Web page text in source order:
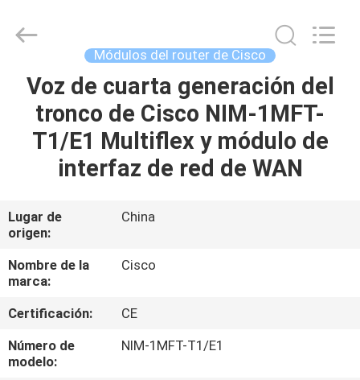
EN
CASA
PRODUCTOS
LOS
VÍDEOS
SOBRE
NOSOTROS
RECORRIDO
Equipment
Reserved.
Módulos del router de Cisco
Voz de cuarta generación del
tronco de Cisco NIM-1MFT-
T1/E1 Multiflex y módulo de
interfaz de red de WAN
Lugar de
origen:
China
Nombre de la
marca:
Cisco
Certificación:
CE
Número de
modelo:
NIM-1MFT-T1/E1